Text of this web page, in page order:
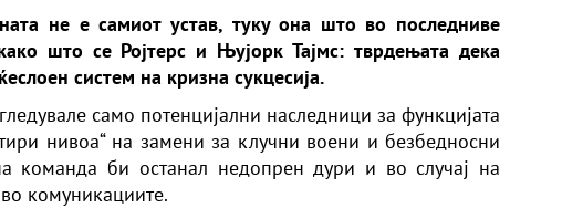
не е самиот устав, туку она што во последниве
што се Ројтерс и Њујорк Тајмс: тврдењата дека
систем на кризна сукцесија.
само потенцијални наследници за функцијата
нивоа“ на замени за клучни воени и безбедносни
команда би останал недопрен дури и во случај на
комуникациите.